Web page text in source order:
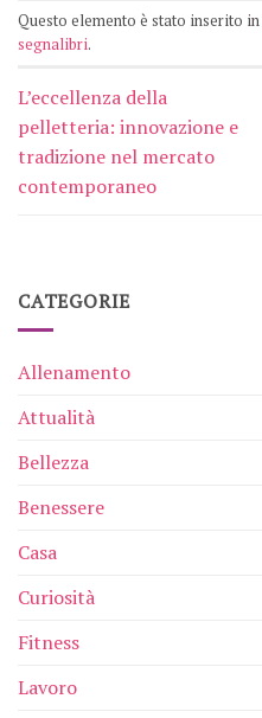
Questo elemento è stato inserito in
segnalibri.
L’eccellenza della
pelletteria: innovazione e
tradizione nel mercato
contemporaneo
CATEGORIE
Allenamento
Attualità
Bellezza
Benessere
Casa
Curiosità
Fitness
Lavoro